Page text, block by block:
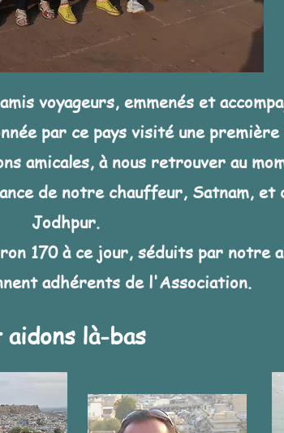
voyageurs, emmenés et
par ce pays visité une
amicales, à nous retrouver au
de notre chauffeur, Satnam, et
Jodhpur.
170 à ce jour, séduits par notre
adhérents de l'Association.
aidons là-bas